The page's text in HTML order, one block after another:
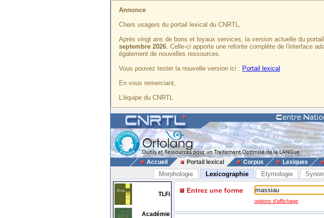
Annonce
Chers usagers du portail lexical du CNRTL,
Après vingt ans de bons et loyaux services, la version actuelle du
septembre 2026. Celle-ci apporte une refonte complète de l'interface
également de nouvelles ressources.
Vous pouvez tester la nouvelle version ici : Portail lexical
En vous remerciant,
L'équipe du CNRTL
Accueil Portail lexical Corpus Lexiques
Morphologie Lexicographie Etymologie
TLFi
Académie
Entrez une forme
options d'affichage